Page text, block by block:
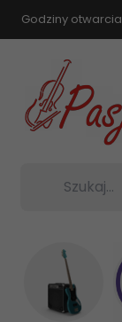
Godziny otwarcia
Szukaj...